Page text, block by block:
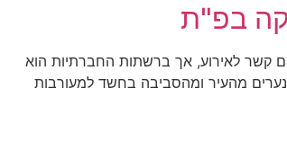
בפ"ת
שום קשר לאירוע, אך ברשתות החברתיות הוא
עדיין מותקף. אביו, מני אלופר, המוכר למשטרה מפתח תקווה, זועק: "הוא נער חף מפשע שפגוע מאוד מהרדיפה". בינתיים מעוכבים ונחקרים לא פחות מ-16 נערים מהעיר ומהסביבה בחשד למעורבות